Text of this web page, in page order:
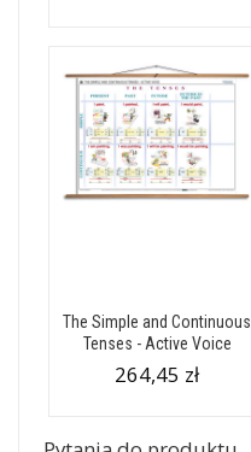
The Simple and Continuous
Tenses - Active Voice
264,45 zł